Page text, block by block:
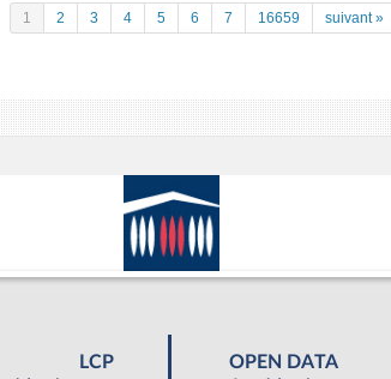
1 2 3 4 5 6 7 16659 suivant »
LCP
OPEN DATA